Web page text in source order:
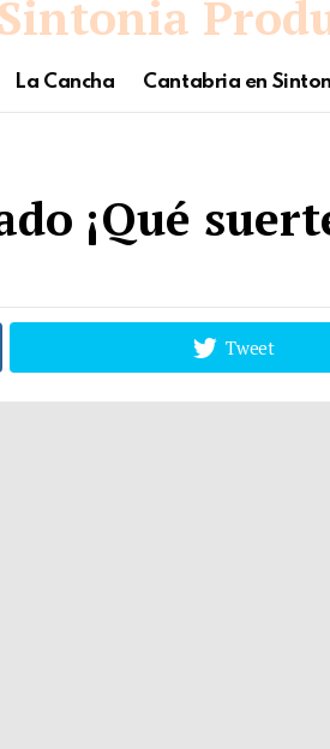
La Cancha Cantabria en
¡Qué
Tweet